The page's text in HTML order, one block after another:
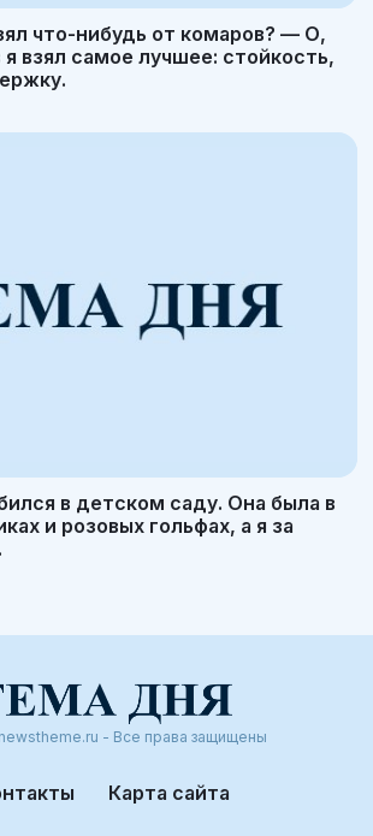
что-нибудь от комаров? — О,
взял самое лучшее: стойкость,
в детском саду. Она была в
и розовых гольфах, а я за
- Все права защищены
Карта сайта